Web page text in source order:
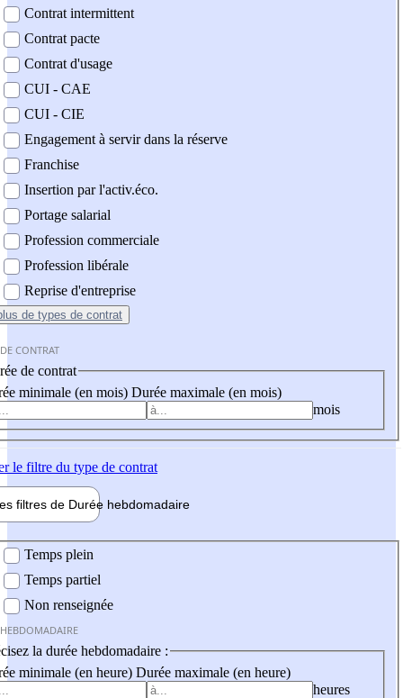
Contrat intermittent
Contrat pacte
Contrat d'usage
CUI - CAE
CUI - CIE
Engagement à servir dans la réserve
Franchise
Insertion par l'activ.éco.
Portage salarial
Profession commerciale
Profession libérale
Reprise d'entreprise
de types de contrat
CONTRAT
de contrat
minimale (en mois) Durée maximale (en mois)
mois
le filtre du type de contrat
filtres de Durée hebdomadaire
Temps plein
Temps partiel
Non renseignée
la durée hebdomadaire :
minimale (en heure) Durée maximale (en heure)
heures